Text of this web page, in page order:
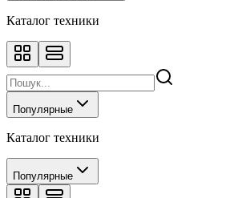
Каталог техники
Популярные
Каталог техники
Популярные